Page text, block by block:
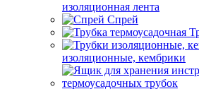
изоляционная лента
Спрей
изоляционные, кембрики